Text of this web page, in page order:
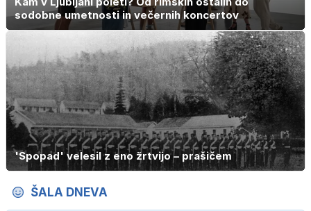
sodobne umetnosti in večernih koncertov
'Spopad' velesil z eno žrtvijo – prašičem
ŠALA DNEVA